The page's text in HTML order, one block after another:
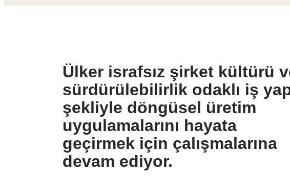
Ülker israfsız şirket kültürü
sürdürülebilirlik odaklı iş
şekliyle döngüsel üretim
uygulamalarını hayata
geçirmek için çalışmalarına
devam ediyor.